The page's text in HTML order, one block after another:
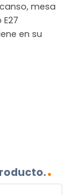
mesa
en su